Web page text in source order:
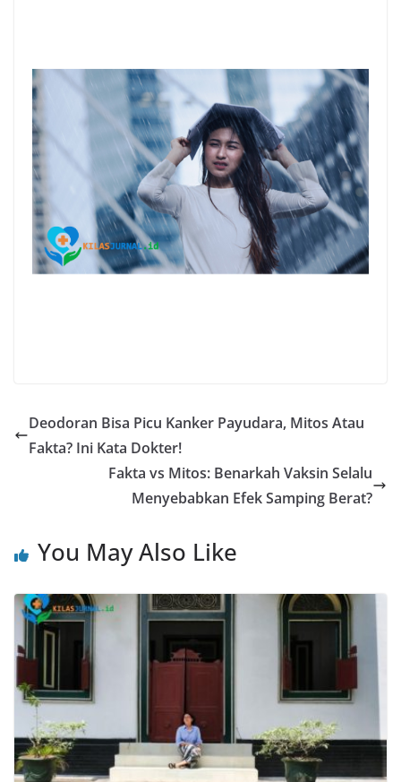
Deodoran Bisa Picu Kanker Payudara, Mitos Atau
Fakta? Ini Kata Dokter!
Fakta vs Mitos: Benarkah Vaksin Selalu
Menyebabkan Efek Samping Berat?
You May Also Like